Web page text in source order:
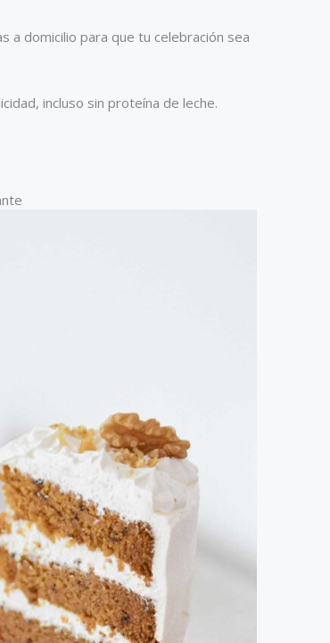
a domicilio para que tu celebración sea
incluso sin proteína de leche.